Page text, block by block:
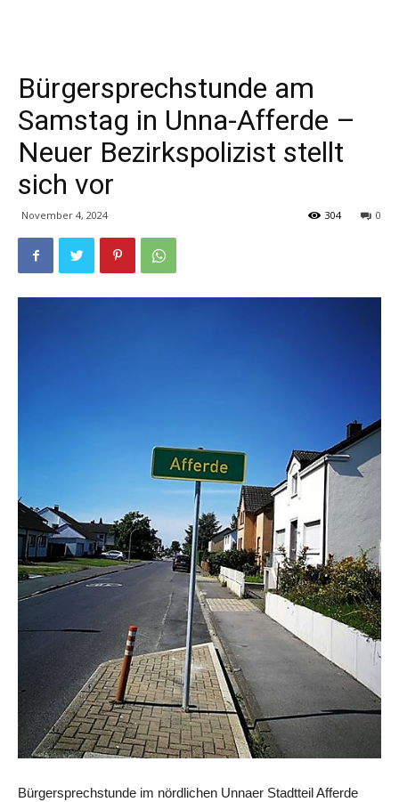
Bürgersprechstunde am
Samstag in Unna-Afferde –
Neuer Bezirkspolizist stellt
sich vor
November 4, 2024 0
304
Bürgersprechstunde im nördlichen Unnaer Stadtteil Afferde